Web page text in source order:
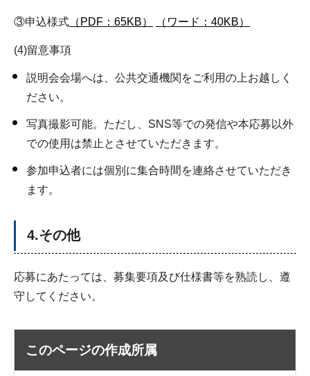
③申込様式 （PDF：65KB） （ワード：40KB）
(4)留意事項
説明会会場へは、公共交通機関をご利用の上お越しく
ださい。
写真撮影可能。ただし、SNS等での発信や本応募以外
での使用は禁止とさせていただきます。
参加申込者には個別に集合時間を連絡させていただき
ます。
4.その他
応募にあたっては、募集要項及び仕様書等を熟読し、遵
守してください。
このページの作成所属